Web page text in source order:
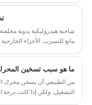
مانع للتسرب. الأجزاء
من الطبيعي أن يسخن محرك
التشغيل، ولكن إذا كانت